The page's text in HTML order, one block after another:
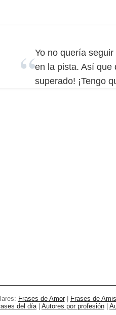
Yo no quería
en la pista. Así que
superado! ¡Tengo
Frases de Amor| Frases de
del día | Autores por profesión |